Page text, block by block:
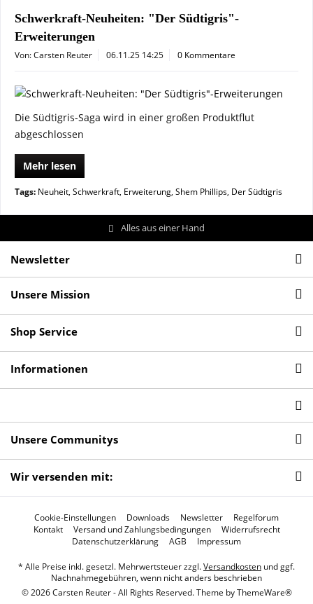
Schwerkraft-Neuheiten: "Der Südtigris"-
Erweiterungen
Von: Carsten Reuter 06.11.25 14:25 0 Kommentare
Die Südtigris-Saga wird in einer großen Produktflut
abgeschlossen
Mehr lesen
Tags: Neuheit, Schwerkraft, Erweiterung, Shem Phillips, Der Südtigris
Alles aus einer Hand
Newsletter
Unsere Mission
Shop Service
Informationen
Unsere Communitys
Wir versenden mit:
Cookie-Einstellungen Downloads Newsletter
Regelforum
Kontakt
Versand und Zahlungsbedingungen
Widerrufsrecht
Datenschutzerklärung
AGB Impressum
* Alle Preise inkl. gesetzl. Mehrwertsteuer zzgl.Versandkosten und ggf.
Nachnahmegebühren, wenn nicht anders beschrieben
© 2026 Carsten Reuter - All Rights Reserved. Theme byThemeWare®